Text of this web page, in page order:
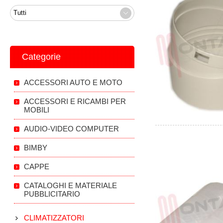
Categorie
ACCESSORI AUTO E MOTO
ACCESSORI E RICAMBI PER
MOBILI
AUDIO-VIDEO COMPUTER
BIMBY
CAPPE
CATALOGHI E MATERIALE
PUBBLICITARIO
CLIMATIZZATORI